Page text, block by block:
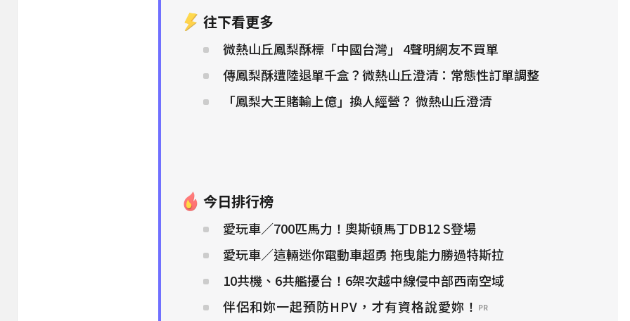
往下看更多
微熱山丘鳳梨酥標「中國台灣」 4聲明網友不買單
傳鳳梨酥遭陸退單千盒？微熱山丘澄清：常態性訂單調整
「鳳梨大王賭輸上億」換人經營？ 微熱山丘澄清
今日排行榜
愛玩車／700匹馬力！奧斯頓馬丁DB12 S登場
愛玩車／這輛迷你電動車超勇 拖曳能力勝過特斯拉
10共機、6共艦擾台！6架次越中線侵中部西南空域
伴侶和妳一起預防HPV，才有資格說愛妳！ PR